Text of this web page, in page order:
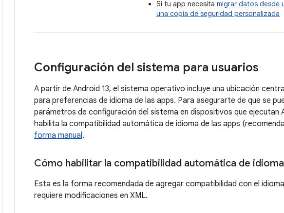
Si tu app necesita migrar datos desde
una copia de seguridad personalizada
Configuración del sistema para usuarios
A partir de Android 13, el sistema operativo incluye una ubicación
para preferencias de idioma de las apps. Para asegurarte de que se
parámetros de configuración del sistema en dispositivos que ejecutan
habilita la compatibilidad automática de idioma de las apps
forma manual.
Cómo habilitar la compatibilidad automática de
Esta es la forma recomendada de agregar compatibilidad con el
requiere modificaciones en XML.